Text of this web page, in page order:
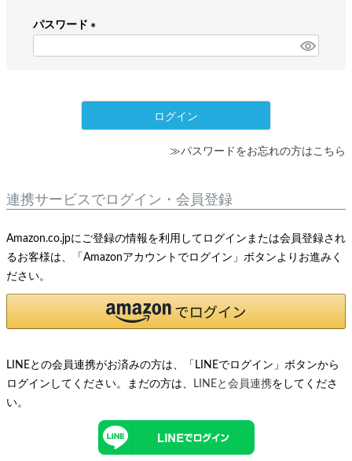
パスワード
ログイン
≫パスワードをお忘れの方はこちら
連携サービスでログイン・会員登録
Amazon.co.jpにご登録の情報を利用してログインまたは会員登録され
るお客様は、「Amazonアカウントでログイン」ボタンよりお進みく
ださい。
LINEとの会員連携がお済みの方は、「LINEでログイン」ボタンから
ログインしてください。まだの方は、
LINEと会員連携をしてくださ
い。